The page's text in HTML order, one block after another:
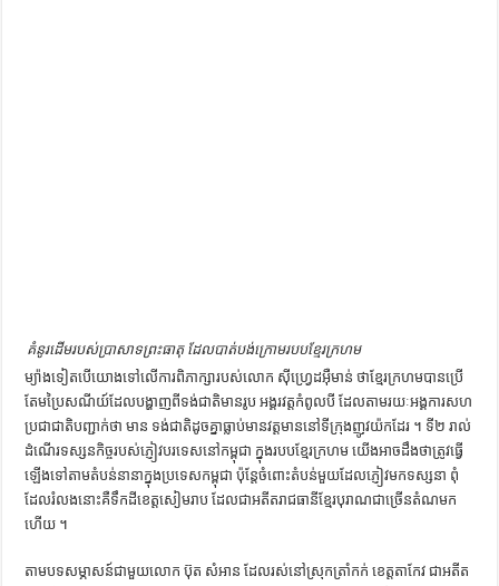
គំនូរ​ដើម​របស់​ប្រាសាទ​ព្រះធាតុ ដែលបាត់បង់ក្រោមរបបខ្មែរក្រហម
​ម្យ៉ាងទៀត​បើ​យោង​ទៅ​លើ​ការ​ពិភាក្សា​របស់​លោក​ ​ស៊ី​ហ្វ្រេ​ដ​អ៊ឺ​មាន់​ ​ថា​ខ្មែរក្រហម​បាន​ប្រើ​
តែម​ប្រៃសណីយ៍​ដែល​បង្ហាញ​ពី​ទង់ជាតិ​មាន​រូប​ អង្គរវត្ដ​កំពូល​បី​ ​ដែល​តាម​រយៈ​អង្គការសហ
ប្រជាជាតិ​បញ្ជាក់​ថា​ ​មាន​ ​ទង់ជាតិ​ដូច​គ្នា​ធ្លាប់​មាន​វត្ដ​មាននៅ​ទីក្រុង​ញូ​វ​យ៉​ក​ដែរ ។​ ​ទី​២​ ​រាល់​
ដំណើរ​ទស្សនកិច្ច​របស់​ភ្ញៀវ​បរទេស​នៅ​កម្ពុជា​ ​ក្នុង​របប​ខ្មែរក្រហម​ ​យើង​អាច​ដឹង​ថា​ត្រូវធ្វើ​
ឡើង​ទៅ​តាម​តំបន់​នានា​ក្នុង​ប្រទេស​កម្ពុជា​ ​ប៉ុន្ដែ​ចំពោះ​តំបន់​មួយ​​ដែល​ភ្ញៀវ​មក​ទស្សនា​ ​ពុំ
ដែល​រំលង​នោះ​គឺ​ទឹកដី​ខេត្ដសៀមរាប​ ​ដែល​ជា​អតីត​រាជធានី​ខ្មែរ​បុរាណ​ជា​ច្រើន​តំណ​មក​​
ហើយ​ ។​ ​
តាម​បទ​សម្ភាសន៍​ជាមួយ​លោក​ ​ប៊ុត​ ​សំ​អាន​ ​ដែល​រស់នៅ​ស្រុក​ត្រាំកក់​ ​ខេត្ដតាកែវ​ ​ជា​អតីត​